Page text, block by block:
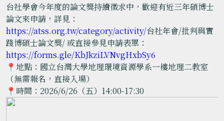
台社學會今年度的論文獎持續徵求中，歡迎有近三年碩博士
論文來申請，詳見：
https://atss.org.tw/category/activity/台社年會/批判與實
踐博碩士論文獎/ 或直接參見申請表單：
https://forms.gle/KbJkziLVNvgHxbSy6
📍地點：國立台灣大學地理環境資源學系一樓地理二教室
（無需報名，直接入場）
📍時間：2026/6/26（五）14:00-17:30